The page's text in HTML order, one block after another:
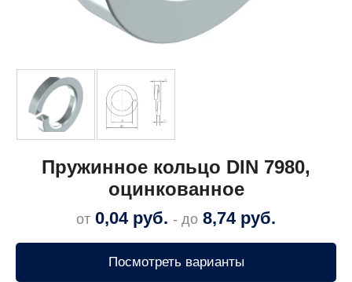
Пружинное кольцо DIN 7980,
оцинкованное
от 0,04 руб. - до 8,74 руб.
Посмотреть варианты